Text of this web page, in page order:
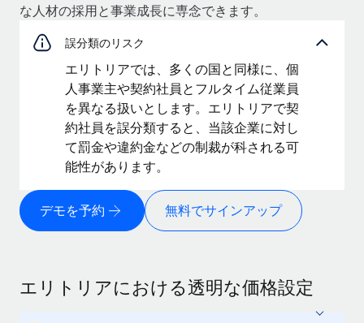
な人材の採用と事業成長に専念できます。
誤分類のリスク
エリトリアでは、多くの国と同様に、個
人事業主や契約社員とフルタイム従業員
を異なる扱いとします。エリトリアで契
約社員を誤分類すると、当該企業に対し
て罰金や違約金などの制裁が科される可
能性があります。
デモを予約 無料でサインアップ
エリトリアにおける透明な価格設定